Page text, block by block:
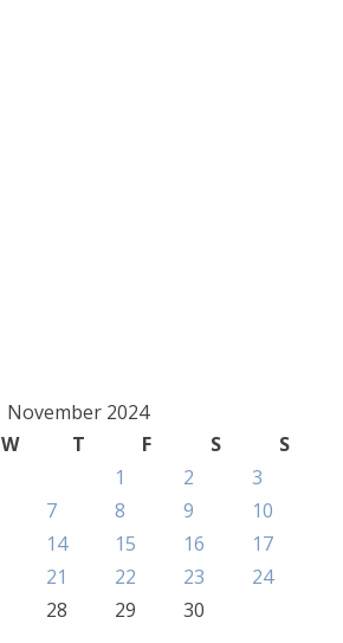
November 2024
W T F S
S
1
2
3
7 8 9
10
14 15 16
17
21 22 23
24
28 29 30